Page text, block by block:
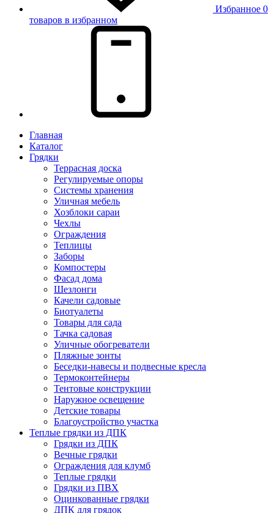
Избранное 0
товаров в избранном
Главная
Каталог
Грядки
Террасная доска
Регулируемые опоры
Системы хранения
Уличная мебель
Хозблоки сараи
Чехлы
Ограждения
Теплицы
Заборы
Компостеры
Фасад дома
Шезлонги
Качели садовые
Биотуалеты
Товары для сада
Тачка садовая
Уличные обогреватели
Пляжные зонты
Беседки-навесы и подвесные кресла
Термоконтейнеры
Тентовые конструкции
Наружное освещение
Детские товары
Благоустройство участка
Теплые грядки из ДПК
Грядки из ДПК
Вечные грядки
Ограждения для клумб
Теплые грядки
Грядки из ПВХ
Оцинкованные грядки
ДПК для грядок